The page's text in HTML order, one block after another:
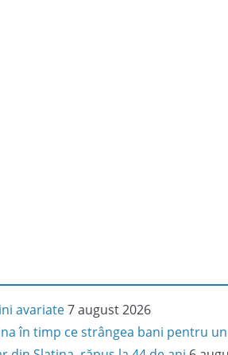
avariate7 august 2026
în timp ce strângea bani pentru